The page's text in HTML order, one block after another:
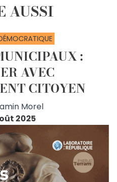
AUSSI
:
AVEC
CITOYEN
Morel
2025